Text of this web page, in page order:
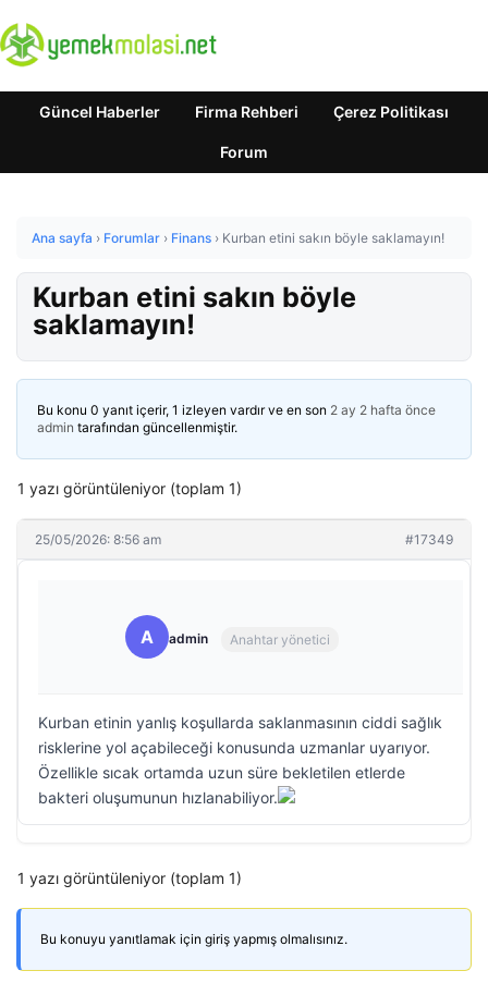
Güncel Haberler Firma Rehberi Çerez Politikası
Forum
Ana sayfa › Forumlar › Finans › Kurban etini sakın böyle saklamayın!
Kurban etini sakın böyle
saklamayın!
Bu konu 0 yanıt içerir, 1 izleyen vardır ve en son 2 ay 2 hafta önce
admin tarafından güncellenmiştir.
1 yazı görüntüleniyor (toplam 1)
25/05/2026: 8:56 am #17349
A admin Anahtar yönetici
Kurban etinin yanlış koşullarda saklanmasının ciddi sağlık
risklerine yol açabileceği konusunda uzmanlar uyarıyor.
Özellikle sıcak ortamda uzun süre bekletilen etlerde
bakteri oluşumunun hızlanabiliyor.
1 yazı görüntüleniyor (toplam 1)
Bu konuyu yanıtlamak için giriş yapmış olmalısınız.